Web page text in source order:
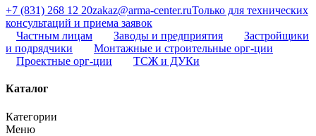
+7 (831) 268 12 20zakaz@arma-center.ruТолько для технических
консультаций и приема заявок
Частным лицам
Заводы и предприятия
Застройщики
и подрядчики
Монтажные и строительные орг-ции
Проектные орг-ции
ТСЖ и ДУКи
Каталог
Категории
Меню